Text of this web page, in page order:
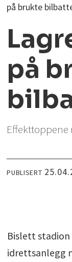
på brukte
på
Effekttoppene
PUBLISERT
Bislett stadion
idrettsanlegg